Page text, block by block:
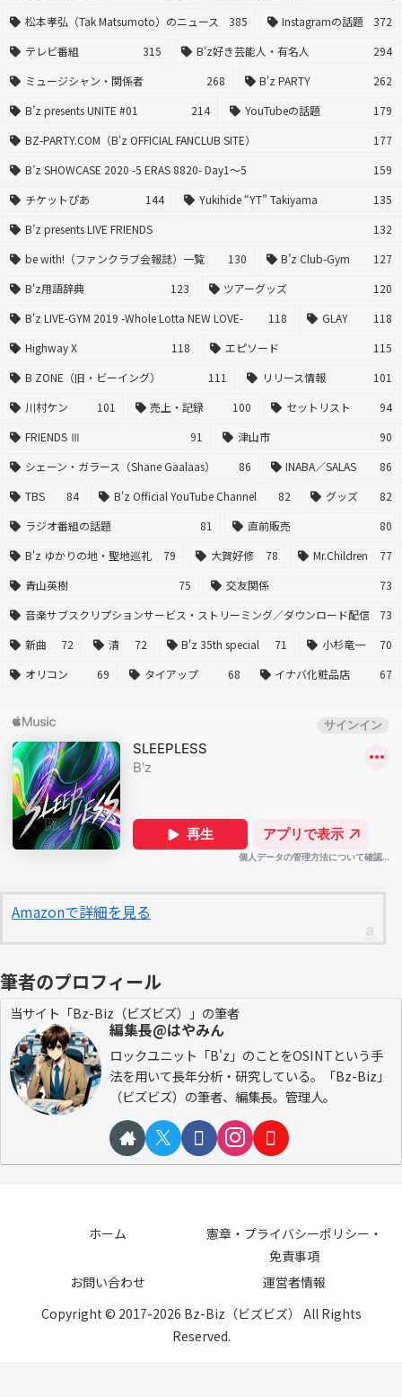
松本孝弘（Tak Matsumoto）のニュース
385 Instagramの話題
372
テレビ番組
315 B'z好き芸能人・有名人
294
ミュージシャン・関係者
268 B'z PARTY
262
B’z presents UNITE #01
214 YouTubeの話題
179
BZ-PARTY.COM（B'z OFFICIAL FANCLUB SITE）
177
B’z SHOWCASE 2020 -5 ERAS 8820- Day1〜5
159
チケットぴあ
144 Yukihide “YT” Takiyama
135
B’z presents LIVE FRIENDS
132
be with!（ファンクラブ会報誌）一覧
130 B’z Club-Gym
127
B'z用語辞典
123 ツアーグッズ
120
B'z LIVE-GYM 2019 -Whole Lotta NEW LOVE-
118 GLAY
118
Highway X
118 エピソード
115
B ZONE（旧・ビーイング）
111 リリース情報
101
川村ケン
101 売上・記録 100 セットリスト
94
FRIENDS Ⅲ
91 津山市
90
シェーン・ガラース（Shane Gaalaas）
86 INABA／SALAS
86
TBS
84 B'z Official YouTube Channel 82 グッズ
82
ラジオ番組の話題
81 直前販売
80
B'z ゆかりの地・聖地巡礼
79 大賀好修 78 Mr.Children
77
青山英樹
75 交友関係
73
音楽サブスクリプションサービス・ストリーミング／ダウンロード配信
73
新曲
72 清 72 B'z 35th special 71 小杉竜一
70
オリコン
69 タイアップ 68 イナバ化粧品店 67
Amazonで詳細を見る
筆者のプロフィール
当サイト「Bz-Biz（ビズビズ）」の筆者
編集長@はやみん
ロックユニット「B'z」のことをOSINTという手
法を用いて長年分析・研究している。「Bz-Biz」
（ビズビズ）の筆者、編集長。管理人。
ホーム
憲章・プライバシーポリシー・
免責事項
お問い合わせ
運営者情報
Copyright © 2017-2026 Bz-Biz（ビズビズ） All Rights
Reserved.